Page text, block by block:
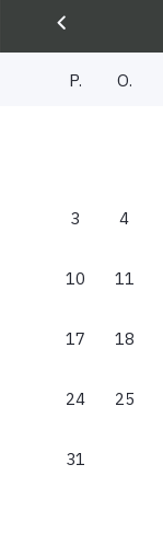
P. O.
3 4
10 11
17 18
24 25
31